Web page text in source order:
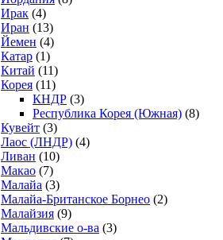
Ирак (4)
Иран (13)
Йемен (4)
Катар (1)
Китай (11)
Корея (11)
КНДР (3)
Республика Корея (Южная) (8)
Кувейт (3)
Лаос (ЛНДР) (4)
Ливан (10)
Макао (7)
Малайа (3)
Малайа-Британское Борнео (2)
Малайзия (9)
Мальдивские о-ва (3)